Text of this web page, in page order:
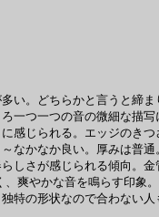
い。どちらかと言うと締
一つ一つの音の微細な描
感じられる。エッジのき
なかなか良い。厚みは普
しさが感じられる傾向。
爽やかな音を鳴らす印象。
特の形状なので合わない人